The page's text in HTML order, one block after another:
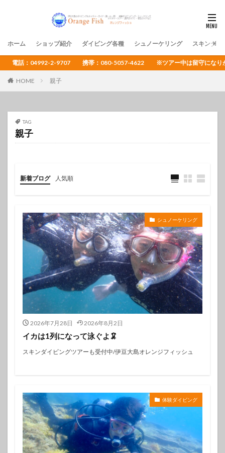
ホーム ショップ紹介 ダイビング各種 シュノーケリング スキンダイ
電話：04992-2-9707 携帯：080-5057-4622 ※ツアー中は留守になりがち
HOME 親子
TAG
親子
新着ブログ 人気順
シュノーケリング
2026年7月28日 2026年8月2日
イカは1列になって泳ぐよ🦑
スキンダイビングツアーも受付中/伊豆大島オレンジフィッシュ
体験ダイビング